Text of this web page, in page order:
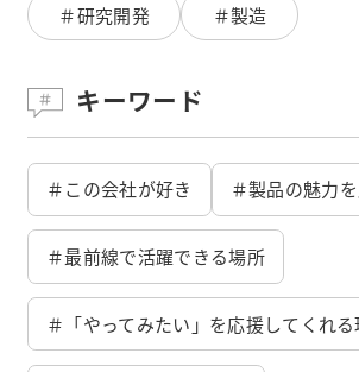
＃研究開発 ＃製造
キーワード
＃この会社が好き ＃製品の魅力
＃最前線で活躍できる場所
＃「やってみたい」を応援してくれ